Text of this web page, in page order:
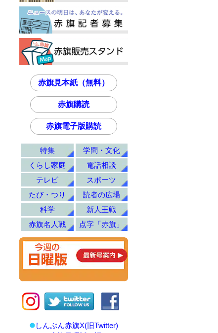
赤旗見本紙（無料）
赤旗購読
赤旗電子版購読
特集
学問・文化
くらし家庭
電話相談
テレビ
スポーツ
たび・つり
読者の広場
科学
新人王戦
赤旗名人戦
点字「赤旗」
しんぶん赤旗X(旧Twitter)